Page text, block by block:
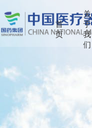
首
页
关
于
我
们